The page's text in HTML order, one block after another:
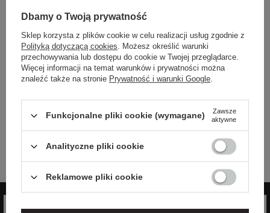
Cena regularna
809,00 PLN
485,40 PLN -40%
Najniższa cena z 30 dni przed
SPÓDNICA W
PANTERKĘ SAIDY
JOOP! MIĘTOWY
SLIM
L
Cena regularna
959,00 PLN
719,25 PLN -25%
Najniższa cena z 30 dni przed
SPÓDNICA CARGO
MINI JOOP! BEŻOWY
REGULAR
Dbamy o Twoją prywatność
Sklep korzysta z plików cookie w celu realizacji usług zgodnie z
Polityką dotyczącą cookies. Możesz określić warunki
przechowywania lub dostępu do cookie w Twojej przeglądarce.
Więcej informacji na temat warunków i prywatności można
znaleźć także na stronie Prywatność i warunki Google.
Funkcjonalne pliki cookie (wymagane)
Zawsze
aktywne
Analityczne pliki cookie
Reklamowe pliki cookie